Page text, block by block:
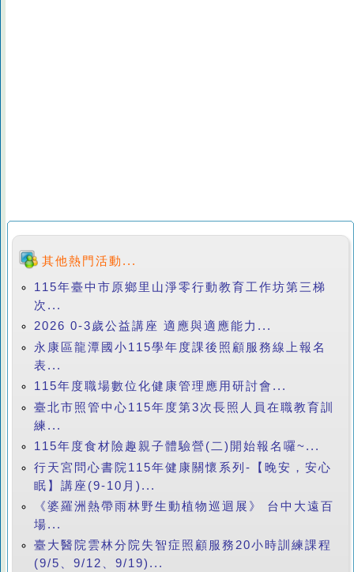
其他熱門活動...
115年臺中市原鄉里山淨零行動教育工作坊第三梯
次...
2026 0-3歲公益講座 適應與適應能力...
永康區龍潭國小115學年度課後照顧服務線上報名
表...
115年度職場數位化健康管理應用研討會...
臺北市照管中心115年度第3次長照人員在職教育訓
練...
115年度食材險趣親子體驗營(二)開始報名囉~...
行天宮問心書院115年健康關懷系列-【晚安，安心
眠】講座(9-10月)...
《婆羅洲熱帶雨林野生動植物巡迴展》 台中大遠百
場...
臺大醫院雲林分院失智症照顧服務20小時訓練課程
(9/5、9/12、9/19)...